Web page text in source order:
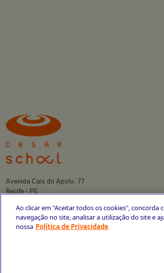
Avenida Cais do Apolo, 77
Recife - PE
+55 81 3419-6700
Ao clicar em "Aceitar todos os cookies",
navegação no site, analisar a utilização do site e
nossa Política de Privacidade